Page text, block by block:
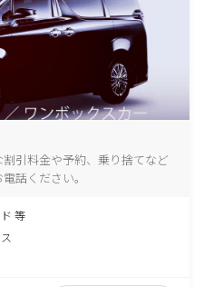
引料金や予約、乗り捨てなど
話ください。
等